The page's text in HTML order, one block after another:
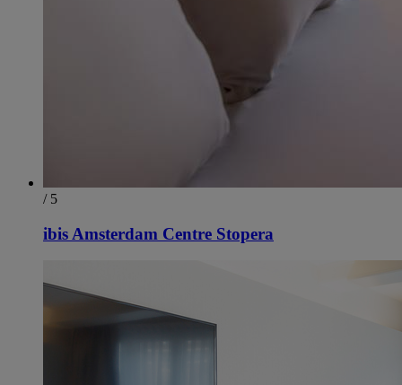
/ 5
ibis Amsterdam Centre Stopera